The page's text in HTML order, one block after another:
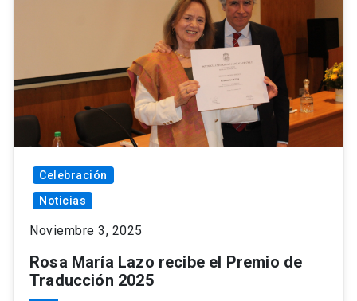
Celebración
Noticias
Noviembre 3, 2025
Rosa María Lazo recibe el Premio de
Traducción 2025